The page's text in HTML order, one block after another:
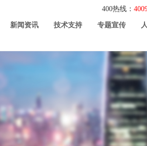
400热线：
新闻资讯 技术支持 专题宣传